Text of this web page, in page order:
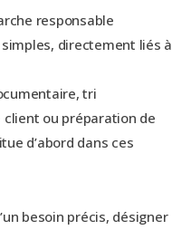
responsable
directement liés à
tri
client ou préparation de
d’abord dans ces
besoin précis, désigner